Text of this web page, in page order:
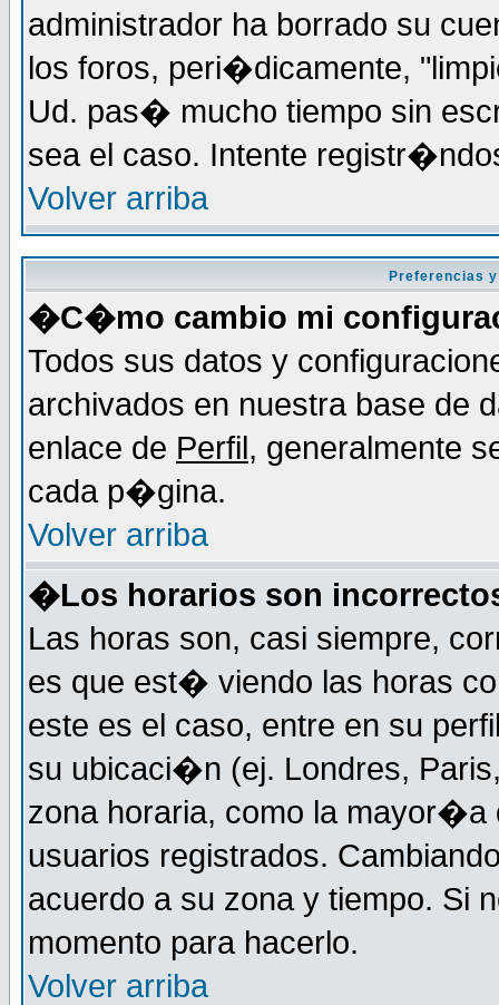
administrador ha borrado su
los foros, peri�dicamente,
Ud. pas� mucho tiempo sin
sea el caso. Intente
Volver arriba
Preferencias
�C�mo cambio mi
Todos sus datos y
archivados en nuestra base de
enlace de Perfil, generalmente
cada p�gina.
Volver arriba
�Los horarios son
Las horas son, casi siempre,
es que est� viendo las horas
este es el caso, entre en su
su ubicaci�n (ej. Londres,
zona horaria, como la mayor�a
usuarios registrados.
acuerdo a su zona y tiempo. Si
momento para hacerlo.
Volver arriba